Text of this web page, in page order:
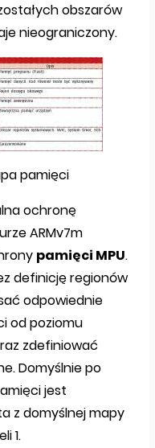
obszarów
nieograniczony.
pamięci
ochronę
ARMv7m
pamięci MPU.
definicję regionów
odpowiednie
od poziomu
zdefiniować
Domyślnie po
jest
z domyślnej mapy
1.